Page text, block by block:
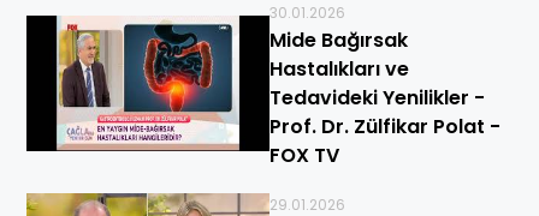
30.01.2026
Mide Bağırsak
Hastalıkları ve
Tedavideki Yenilikler -
Prof. Dr. Zülfikar Polat -
FOX TV
29.01.2026